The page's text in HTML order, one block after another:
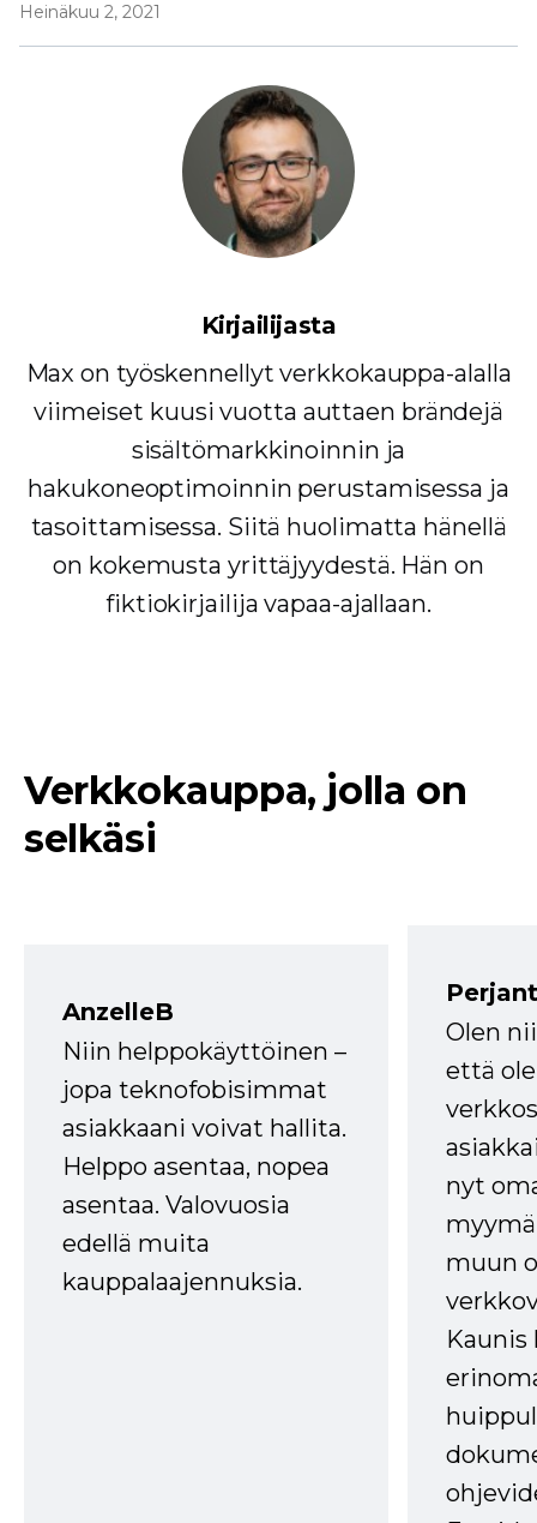
Heinäkuu 2, 2021
Kirjailijasta
Max on työskennellyt verkkokauppa-alalla
viimeiset kuusi vuotta auttaen brändejä
sisältömarkkinoinnin ja
hakukoneoptimoinnin perustamisessa ja
tasoittamisessa. Siitä huolimatta hänellä
on kokemusta yrittäjyydestä. Hän on
fiktiokirjailija vapaa-ajallaan.
Verkkokauppa, jolla on
selkäsi
AnzelleB
Niin helppokäyttöinen –
jopa teknofobisimmat
asiakkaani voivat hallita.
Helppo asentaa, nopea
asentaa. Valovuosia
edellä muita
kauppalaajennuksia.
Olen
että
nyt
muun
Kaunis